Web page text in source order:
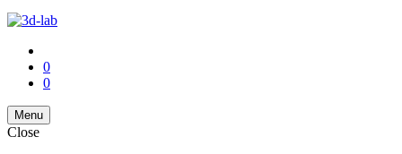
0
0
Menu
Close